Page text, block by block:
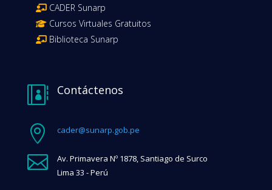
CADER Sunarp
Cursos Virtuales Gratuitos
Biblioteca Sunarp
 Contáctenos
 cader@sunarp.gob.pe

Av. Primavera Nº 1878, Santiago de Surco
Lima 33 - Perú